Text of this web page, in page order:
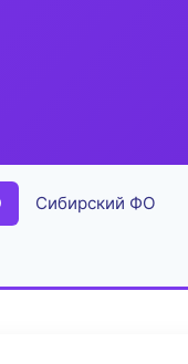
Сибирский ФО